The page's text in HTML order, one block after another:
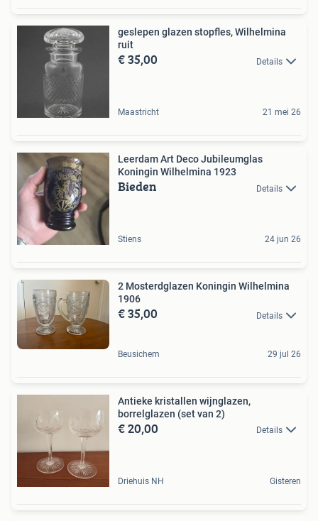
geslepen glazen stopfles, Wilhelmina
ruit
€ 35,00 Details
Maastricht 21 mei 26
Leerdam Art Deco Jubileumglas
Koningin Wilhelmina 1923
Bieden Details
Stiens 24 jun 26
2 Mosterdglazen Koningin Wilhelmina
1906
€ 35,00 Details
Beusichem 29 jul 26
Antieke kristallen wijnglazen,
borrelglazen (set van 2)
€ 20,00 Details
Driehuis NH Gisteren